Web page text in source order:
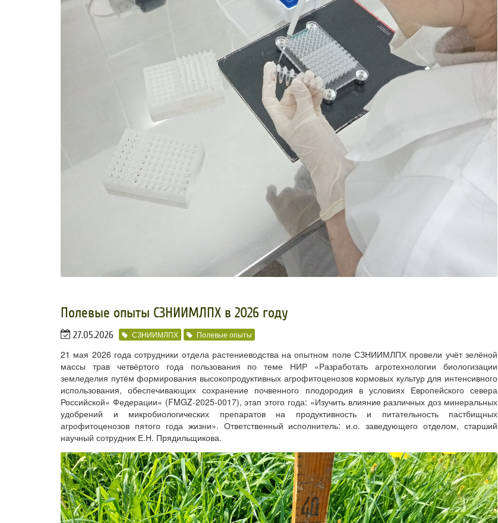
Полевые опыты СЗНИИМЛПХ в 2026 году
27.05.2026 СЗНИИМЛПХ Полевые опыты
21 мая 2026 года сотрудники отдела растениеводства на опытном поле СЗНИИМЛПХ провели учёт зелёной
массы трав четвёртого года пользования по теме НИР «Разработать агротехнологии биологизации
земледелия путём формирования высокопродуктивных агрофитоценозов кормовых культур для интенсивного
использования, обеспечивающих сохранение почвенного плодородия в условиях Европейского севера
Российской» Федерации» (FMGZ-2025-0017), этап этого года: «Изучить влияние различных доз минеральных
удобрений и микробиологических препаратов на продуктивность и питательность пастбищных
агрофитоценозов пятого года жизни». Ответственный исполнитель: и.о. заведующего отделом, старший
научный сотрудник Е.Н. Прядильщикова.